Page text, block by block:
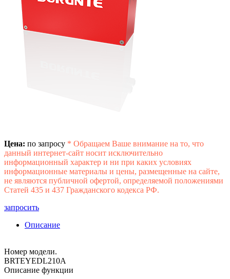
Цена: по запросу * Обращаем Ваше внимание на то, что
данный интернет-сайт носит исключительно
информационный характер и ни при каких условиях
информационные материалы и цены, размещенные на сайте,
не являются публичной офертой, определяемой положениями
Статей 435 и 437 Гражданского кодекса РФ.
запросить
Описание
Номер модели.
BRTEYEDL210A
Описание функции